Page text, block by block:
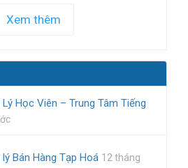
Xem thêm
Học Viên – Trung Tâm Tiếng
Bán Hàng Tạp Hoá 12 tháng